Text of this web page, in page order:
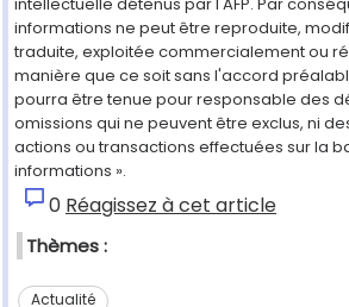
informations ne peut être reproduite,
traduite, exploitée commercialement ou
manière que ce soit sans l'accord
pourra être tenue pour responsable des
omissions qui ne peuvent être exclus, ni
actions ou transactions effectuées sur la
informations ».
0 Réagissez à cet article
Thèmes :
Actualité